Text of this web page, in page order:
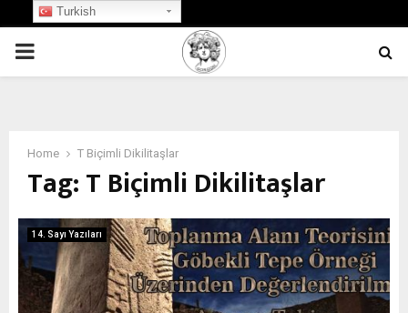
PRIMARY
Home T Biçimli Dikilitaşlar
Tag:T Biçimli Dikilitaşlar
14. Sayı Yazıları
Turkish